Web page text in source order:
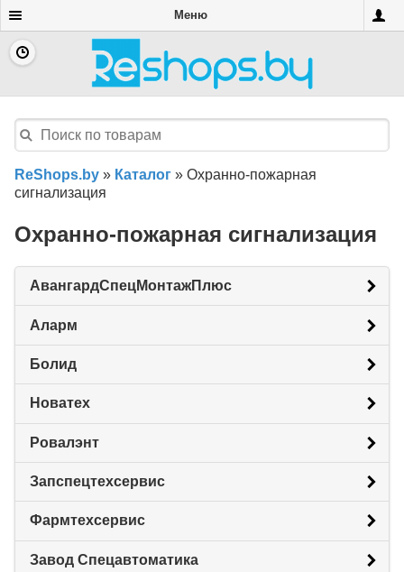
Меню
ReShops.by » Каталог » Охранно-пожарная
сигнализация
Охранно-пожарная сигнализация
АвангардСпецМонтажПлюс
Аларм
Болид
Новатех
Ровалэнт
Запспецтехсервис
Фармтехсервис
Завод Спецавтоматика